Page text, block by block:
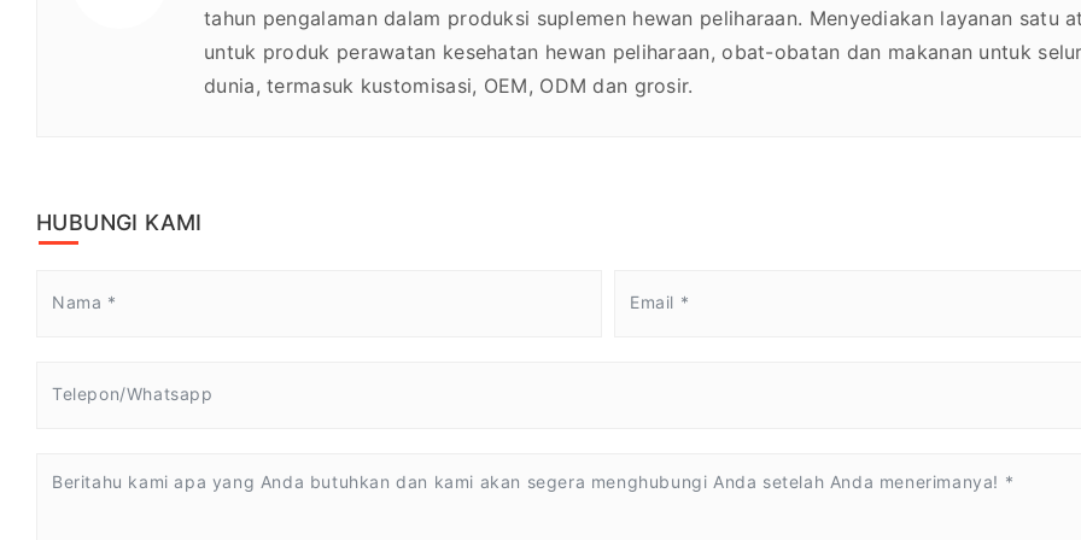
tahun pengalaman dalam produksi suplemen hewan peliharaan. Menyediakan layanan satu
untuk produk perawatan kesehatan hewan peliharaan, obat-obatan dan makanan untuk
dunia, termasuk kustomisasi, OEM, ODM dan grosir.
HUBUNGI KAMI